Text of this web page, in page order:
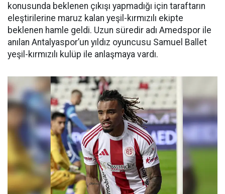
konusunda beklenen çıkışı yapmadığı için taraftarın
eleştirilerine maruz kalan yeşil-kırmızılı ekipte
beklenen hamle geldi. Uzun süredir adı Amedspor ile
anılan Antalyaspor’un yıldız oyuncusu Samuel Ballet
yeşil-kırmızılı kulüp ile anlaşmaya vardı.